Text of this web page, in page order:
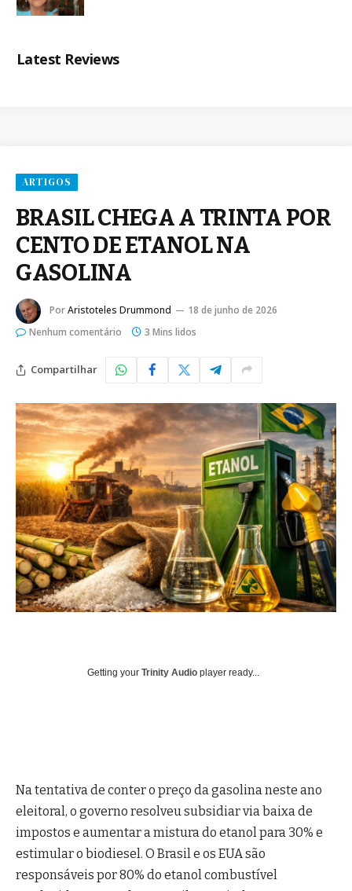
Latest Reviews
ARTIGOS
BRASIL CHEGA A TRINTA POR
CENTO DE ETANOL NA
GASOLINA
PorAristoteles Drummond
18 de junho de 2026
Nenhum comentário
3 Mins lidos
Compartilhar
Getting your Trinity Audio player ready...
Na tentativa de conter o preço da gasolina neste ano
eleitoral, o governo resolveu subsidiar via baixa de
impostos e aumentar a mistura do etanol para 30% e
estimular o biodiesel. O Brasil e os EUA são
responsáveis por 80% do etanol combustível